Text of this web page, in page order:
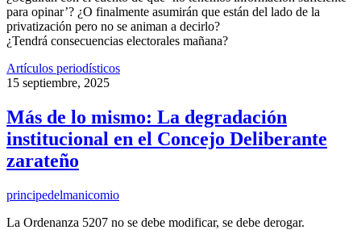
para opinar’? ¿O finalmente asumirán que están del lado de la
privatización pero no se animan a decirlo?
¿Tendrá consecuencias electorales mañana?
Artículos periodísticos
15 septiembre, 2025
Más de lo mismo: La degradación
institucional en el Concejo Deliberante
zarateño
principedelmanicomio
La Ordenanza 5207 no se debe modificar, se debe derogar.